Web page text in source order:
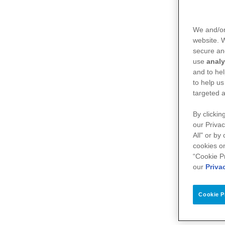
We and/
website.
secure
use
and to
to help
targeted
By
our
All" or by
cookies
“Cookie
our
Cookie